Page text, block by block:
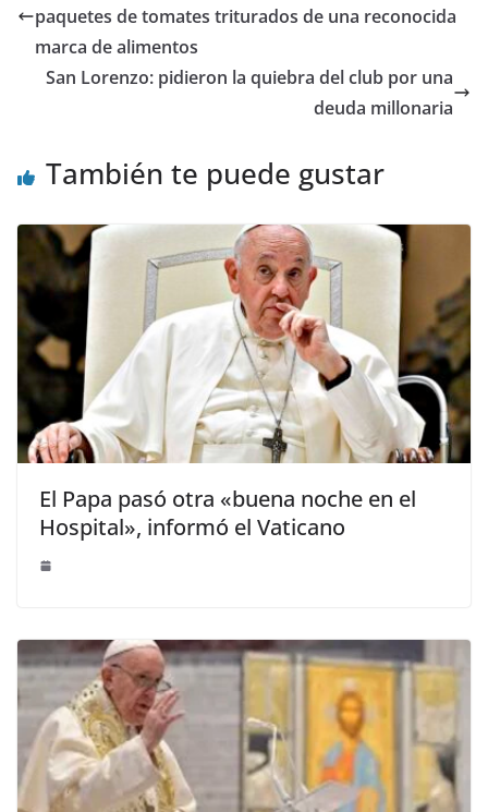
paquetes de tomates triturados de una reconocida
marca de alimentos
San Lorenzo: pidieron la quiebra del club por una
deuda millonaria
También te puede gustar
El Papa pasó otra «buena noche en el
Hospital», informó el Vaticano